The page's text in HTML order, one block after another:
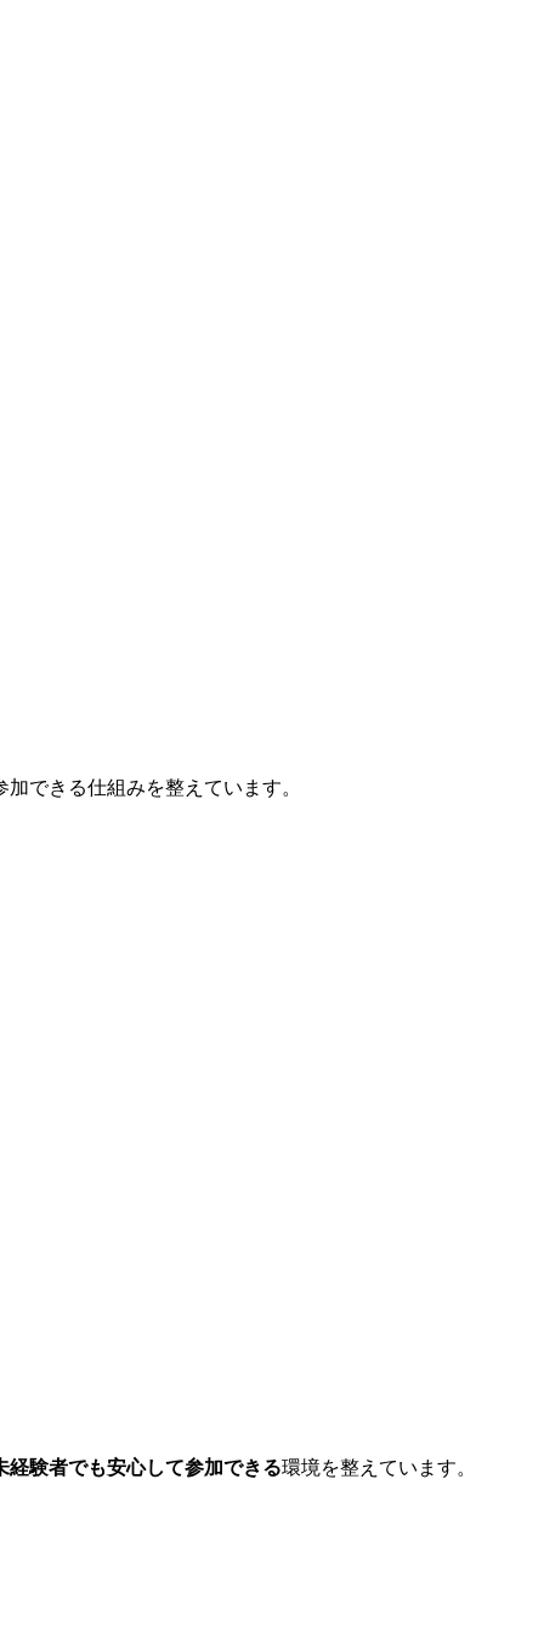
できる仕組みを整えています。
経験者でも安心して参加できる環境を整えています。